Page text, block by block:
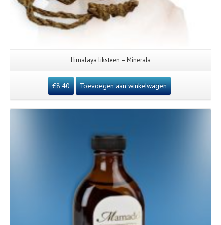
Himalaya liksteen – Minerala
€8,40 Toevoegen aan winkelwagen
Details